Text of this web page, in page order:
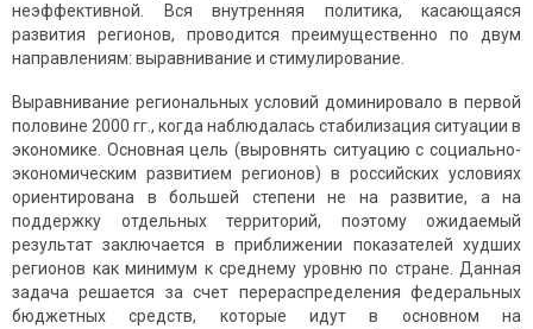
неэффективной. Вся внутренняя политика, касающаяся
развития регионов, проводится преимущественно по двум
направлениям: выравнивание и стимулирование.
Выравнивание региональных условий доминировало в первой
половине 2000 гг., когда наблюдалась стабилизация ситуации в
экономике. Основная цель (выровнять ситуацию с социально-
экономическим развитием регионов) в российских условиях
ориентирована в большей степени не на развитие, а на
поддержку отдельных территорий, поэтому ожидаемый
результат заключается в приближении показателей худших
регионов как минимум к среднему уровню по стране. Данная
задача решается за счет перераспределения федеральных
бюджетных средств, которые идут в основном на